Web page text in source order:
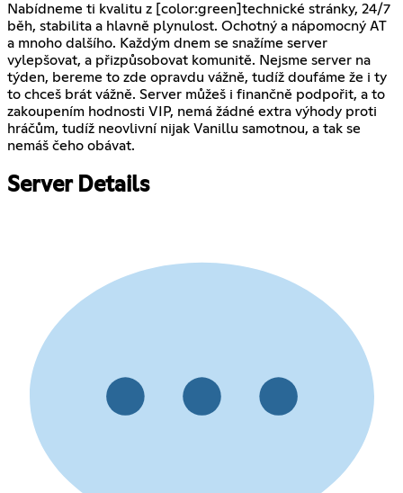
Nabídneme ti kvalitu z [color:green]technické stránky, 24/7
běh, stabilita a hlavně plynulost. Ochotný a nápomocný AT
a mnoho dalšího. Každým dnem se snažíme server
vylepšovat, a přizpůsobovat komunitě. Nejsme server na
týden, bereme to zde opravdu vážně, tudíž doufáme že i ty
to chceš brát vážně. Server můžeš i finančně podpořit, a to
zakoupením hodnosti VIP, nemá žádné extra výhody proti
hráčům, tudíž neovlivní nijak Vanillu samotnou, a tak se
nemáš čeho obávat.
Server Details